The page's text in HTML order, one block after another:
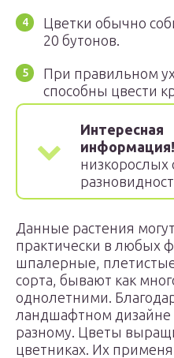
Цветки обычно
20 бутонов.
При правильном
способны цвести
Интересная
информация!
низкорослых
Данные растения
практически в любых
шпалерные,
сорта, бывают как
однолетними.
ландшафтном дизайне
разному. Цветы
цветниках. Их